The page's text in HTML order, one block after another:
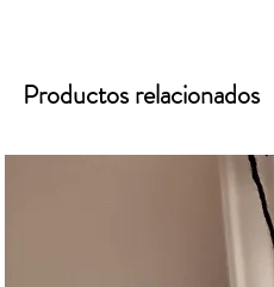
Productos relacionados